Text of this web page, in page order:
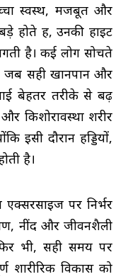
स्वस्थ, मजबूत और
होते हैं, उनकी हाइट
है। कई लोग सोचते
जब सही खानपान और
बेहतर तरीके से बढ़
किशोरावस्था शरीर
इसी दौरान हड्डियों,
है।
पर निर्भर
नींद और जीवनशैली
भी, सही समय पर
विकास को